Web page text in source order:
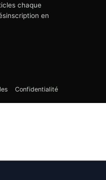
chaque
en
Confidentialité